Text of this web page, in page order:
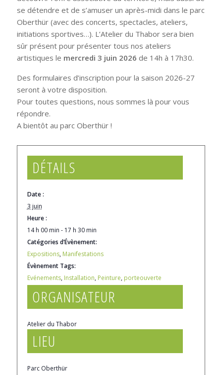
se détendre et de s’amuser un après-midi dans le parc
Oberthür (avec des concerts, spectacles, ateliers,
initiations sportives…). L’Atelier du Thabor sera bien
sûr présent pour présenter tous nos ateliers
artistiques le mercredi 3 juin 2026 de 14h à 17h30.
Des formulaires d’inscription pour la saison 2026-27
seront à votre disposition.
Pour toutes questions, nous sommes là pour vous
répondre.
A bientôt au parc Oberthür !
DÉTAILS
Date :
3 juin
Heure :
14 h 00 min - 17 h 30 min
Catégories d’Évènement:
Expositions, Manifestations
Évènement Tags:
Evénements, Installation, Peinture, porteouverte
LIEU
Parc Oberthür
ORGANISATEUR
Atelier du Thabor